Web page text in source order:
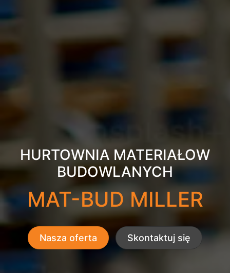
HURTOWNIA MATERIAŁOW
BUDOWLANYCH
MAT-BUD MILLER
Nasza oferta Skontaktuj się